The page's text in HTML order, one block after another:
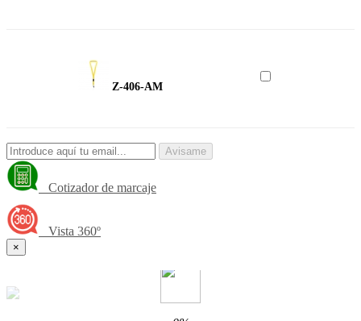
Z-406-AM
Avisame
Cotizador de marcaje
Vista 360º
×